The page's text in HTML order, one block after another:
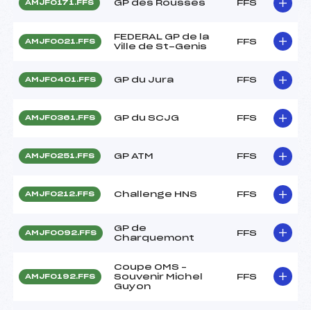
AMJF0171.FFS GP des Rousses FFS
AMJF0021.FFS
FEDERAL GP de la
Ville de St-Genis
FFS
AMJF0401.FFS GP du Jura FFS
AMJF0361.FFS GP du SCJG FFS
AMJF0251.FFS GP ATM FFS
AMJF0212.FFS Challenge HNS FFS
AMJF0092.FFS
GP de
Charquemont
FFS
AMJF0192.FFS
Coupe OMS –
Souvenir Michel
Guyon
FFS